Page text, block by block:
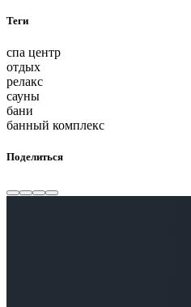
Теги
спа центр
отдых
релакс
сауны
бани
банный комплекс
Поделиться